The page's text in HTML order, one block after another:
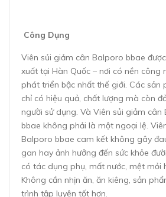
Công Dụng
Viên sủi giảm cân Balporo bbae
xuất tại Hàn Quốc – nơi có nền công
phát triển bậc nhất thế giới. Các sản
chỉ có hiệu quả, chất lượng mà còn
người sử dụng. Và Viên sủi giảm cân
bbae không phải là một ngoại lệ.
Balporo bbae cam kết không gây
gan hay ảnh hưởng đến sức khỏe
có tác dụng phụ, mất nước, mệt mỏi
Không cần nhịn ăn, ăn kiêng, sản
trình tập luyện tốt hơn.